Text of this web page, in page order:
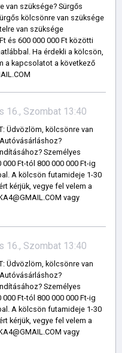
van szüksége? Sürgős
kölcsönre van szüksége
van szüksége
és 600 000 000 Ft közötti
Ha érdekli a kölcsön,
a kapcsolatot a következő
16., Szombat 13:40
Üdvözlöm, kölcsönre van
Személyes
Ft-tól 800 000 000 Ft-ig
A kölcsön futamideje 1-30
kérjük, vegye fel velem a
vagy
16., Szombat 13:40
Üdvözlöm, kölcsönre van
Személyes
Ft-tól 800 000 000 Ft-ig
A kölcsön futamideje 1-30
kérjük, vegye fel velem a
vagy